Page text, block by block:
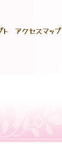
ト アクセスマップ